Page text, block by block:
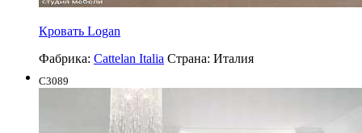
Кровать Logan
Фабрика: Cattelan Italia Страна: Италия
C3089